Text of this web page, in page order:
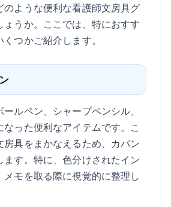
のような便利な看護師文房具グ
ょうか。ここでは、特におすす
つかご紹介します。
ルペン、シャープペンシル、
った便利なアイテムです。こ
具をまかなえるため、カバン
す。特に、色分けされたイン
メモを取る際に視覚的に整理し